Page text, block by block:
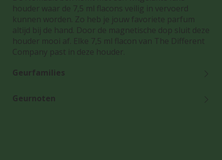
houder waar de 7,5 ml flacons veilig in vervoerd
kunnen worden. Zo heb je jouw favoriete parfum
altijd bij de hand. Door de magnetische dop sluit deze
houder mooi af. Elke 7,5 ml flacon van The Different
Company past in deze houder.
Geurfamilies
Geurnoten